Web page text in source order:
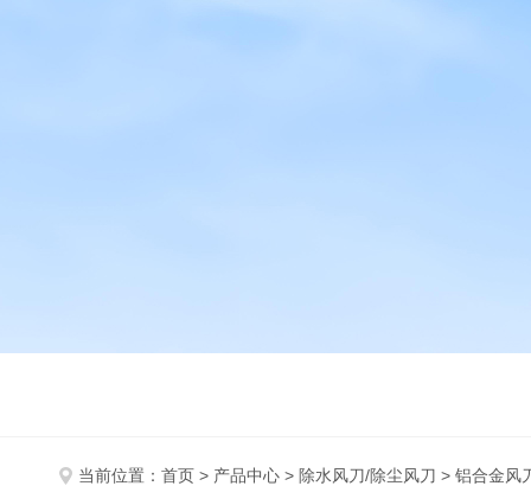
当前位置： 首页 > 产品中心 > 除水风刀/除尘风刀 > 铝合金风